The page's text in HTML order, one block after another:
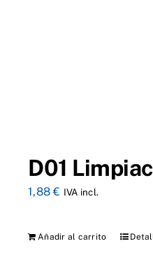
D01
1,88€ IVA incl.
Añadir al carrito